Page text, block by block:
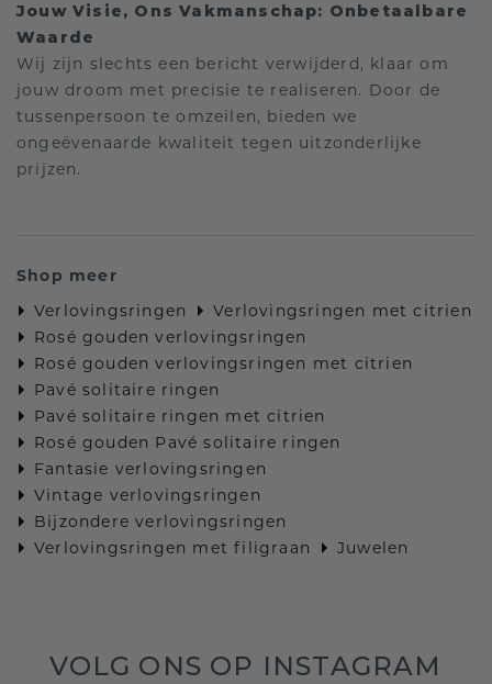
Jouw Visie, Ons Vakmanschap: Onbetaalbare
Waarde
Wij zijn slechts een bericht verwijderd, klaar om
jouw droom met precisie te realiseren. Door de
tussenpersoon te omzeilen, bieden we
ongeëvenaarde kwaliteit tegen uitzonderlijke
prijzen.
Shop meer
Verlovingsringen
Verlovingsringen met citrien
Rosé gouden verlovingsringen
Rosé gouden verlovingsringen met citrien
Pavé solitaire ringen
Pavé solitaire ringen met citrien
Rosé gouden Pavé solitaire ringen
Fantasie verlovingsringen
Vintage verlovingsringen
Bijzondere verlovingsringen
Verlovingsringen met filigraan
Juwelen
VOLG ONS OP INSTAGRAM